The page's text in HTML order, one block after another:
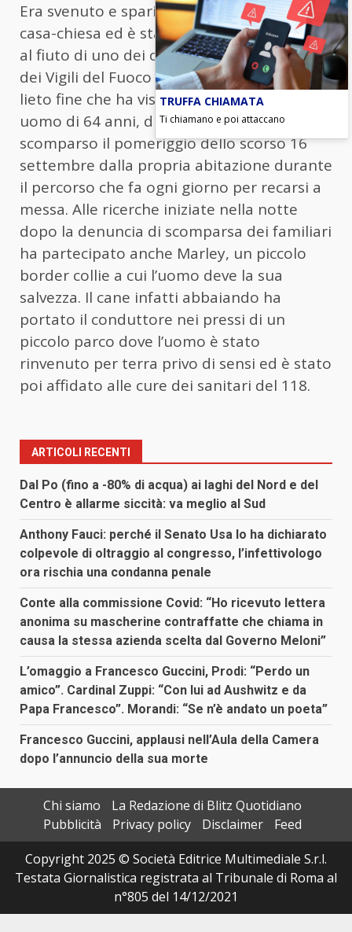
Era svenuto e sparito durante il tragitto
casa-chiesa ed è stato poi ritrovato grazie
al fiuto di uno dei cani delle unità cinofile
dei Vigili del Fuoco di Lecce. Una storia a
lieto fine che ha visto protagonista un
uomo di 64 anni, di Campi Salentina,
scomparso il pomeriggio dello scorso 16
settembre dalla propria abitazione durante
il percorso che fa ogni giorno per recarsi a
messa. Alle ricerche iniziate nella notte
dopo la denuncia di scomparsa dei familiari
ha partecipato anche Marley, un piccolo
border collie a cui l’uomo deve la sua
salvezza. Il cane infatti abbaiando ha
portato il conduttore nei pressi di un
piccolo parco dove l’uomo è stato
rinvenuto per terra privo di sensi ed è stato
poi affidato alle cure dei sanitari del 118.
ARTICOLI RECENTI
Dal Po (fino a -80% di acqua) ai laghi del Nord e del
Centro è allarme siccità: va meglio al Sud
Anthony Fauci: perché il Senato Usa lo ha dichiarato
colpevole di oltraggio al congresso, l’infettivologo
ora rischia una condanna penale
Conte alla commissione Covid: “Ho ricevuto lettera
anonima su mascherine contraffatte che chiama in
causa la stessa azienda scelta dal Governo Meloni”
L’omaggio a Francesco Guccini, Prodi: “Perdo un
amico”. Cardinal Zuppi: “Con lui ad Aushwitz e da
Papa Francesco”. Morandi: “Se n’è andato un poeta”
Francesco Guccini, applausi nell’Aula della Camera
dopo l’annuncio della sua morte
Chi siamo
La Redazione di Blitz Quotidiano
Pubblicità
Privacy policy Disclaimer
Feed
Copyright 2025 © Società Editrice Multimediale S.r.l.
Testata Giornalistica registrata al Tribunale di Roma al
n°805 del 14/12/2021
TRUFFA CHIAMATA
Ti chiamano e poi attaccano